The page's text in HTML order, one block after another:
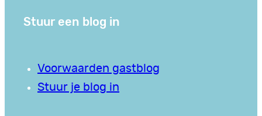
Stuur een blog in
Voorwaarden gastblog
Stuur je blog in